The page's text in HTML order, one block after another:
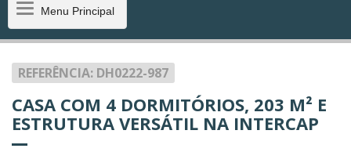
MenuMenu Principal
REFERÊNCIA: DH0222-987
CASA COM 4 DORMITÓRIOS, 203 M² E
ESTRUTURA VERSÁTIL NA INTERCAP